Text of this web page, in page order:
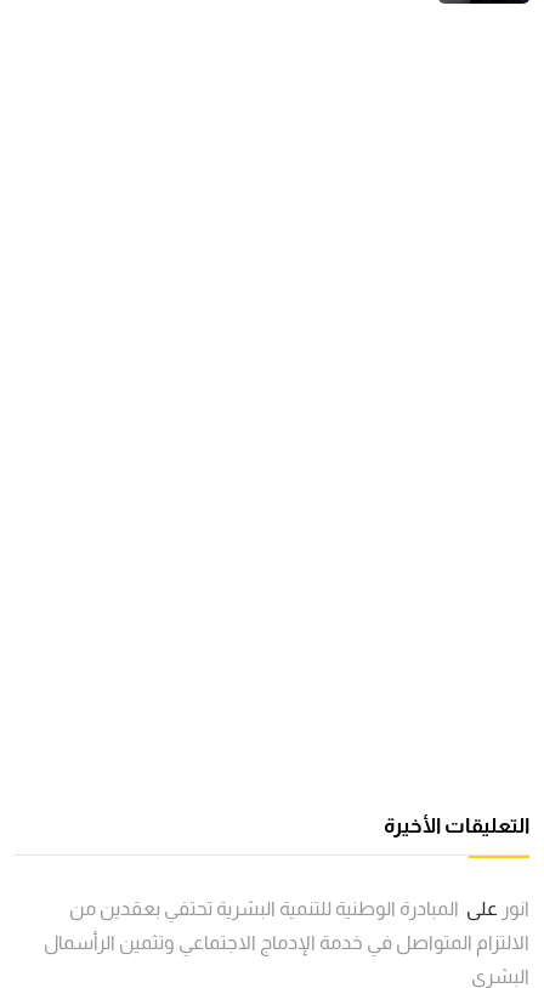
التعليقات الأخيرة
انور على المبادرة الوطنية للتنمية البشرية تحتفي بعقدين من
الالتزام المتواصل في خدمة الإدماج الاجتماعي وتثمين الرأسمال
البشري